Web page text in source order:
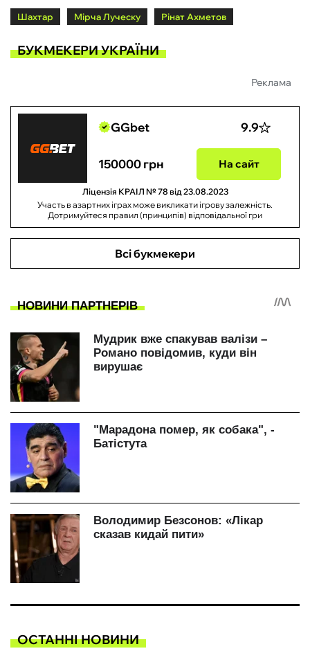
Шахтар Мірча Луческу Рінат Ахметов
БУКМЕКЕРИ УКРАЇНИ
Реклама
GGbet 9.9
150000 грн На сайт
Ліцензія КРАІЛ № 78 від 23.08.2023
Участь в азартних іграх може викликати ігрову залежність.
Дотримуйтеся правил (принципів) відповідальної гри
Всі букмекери
ОСТАННІ НОВИНИ